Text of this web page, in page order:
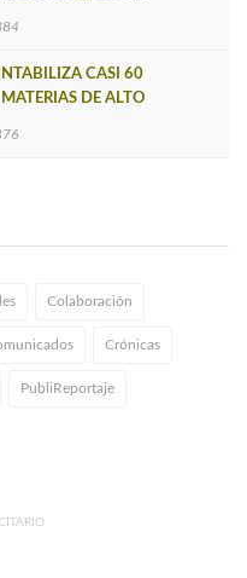
CASI 60
DE ALTO
Colaboración
Crónicas
PubliReportaje